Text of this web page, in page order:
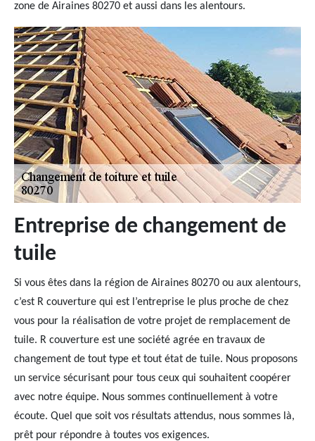
zone de Airaines 80270 et aussi dans les alentours.
Entreprise de changement de
tuile
Si vous êtes dans la région de Airaines 80270 ou aux alentours,
c’est R couverture qui est l’entreprise le plus proche de chez
vous pour la réalisation de votre projet de remplacement de
tuile. R couverture est une société agrée en travaux de
changement de tout type et tout état de tuile. Nous proposons
un service sécurisant pour tous ceux qui souhaitent coopérer
avec notre équipe. Nous sommes continuellement à votre
écoute. Quel que soit vos résultats attendus, nous sommes là,
prêt pour répondre à toutes vos exigences.